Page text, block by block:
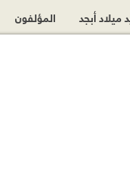
ميلاد أبجد المؤلفون